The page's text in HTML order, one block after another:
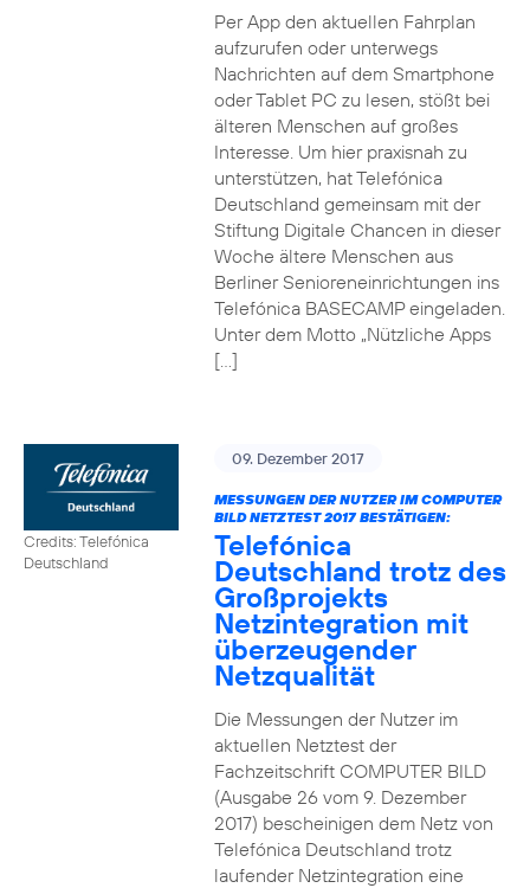
Per App den aktuellen Fahrplan
aufzurufen oder unterwegs
Nachrichten auf dem Smartphone
oder Tablet PC zu lesen, stößt bei
älteren Menschen auf großes
Interesse. Um hier praxisnah zu
unterstützen, hat Telefónica
Deutschland gemeinsam mit der
Stiftung Digitale Chancen in dieser
Woche ältere Menschen aus
Berliner Senioreneinrichtungen ins
Telefónica BASECAMP eingeladen.
Unter dem Motto „Nützliche Apps
[…]
Credits: Telefónica
Deutschland
09. Dezember 2017
MESSUNGEN DER NUTZER IM COMPUTER
BILD NETZTEST 2017 BESTÄTIGEN:
Telefónica
Deutschland trotz des
Großprojekts
Netzintegration mit
überzeugender
Netzqualität
Die Messungen der Nutzer im
aktuellen Netztest der
Fachzeitschrift COMPUTER BILD
(Ausgabe 26 vom 9. Dezember
2017) bescheinigen dem Netz von
Telefónica Deutschland trotz
laufender Netzintegration eine